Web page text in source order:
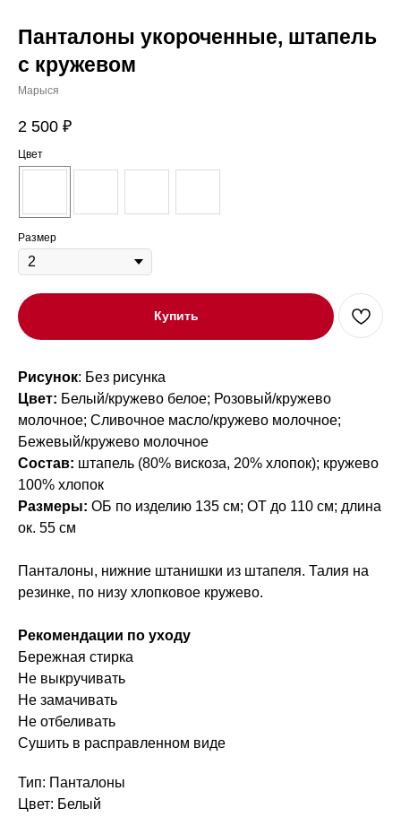
Панталоны укороченные, штапель
с кружевом
Марыся
2 500 ₽
Цвет
Размер
Купить
Рисунок: Без рисунка
Цвет: Белый/кружево белое; Розовый/кружево
молочное; Сливочное масло/кружево молочное;
Бежевый/кружево молочное
Состав: штапель (80% вискоза, 20% хлопок); кружево
100% хлопок
Размеры: ОБ по изделию 135 см; ОТ до 110 см; длина
ок. 55 см
Панталоны, нижние штанишки из штапеля. Талия на
резинке, по низу хлопковое кружево.
Рекомендации по уходу
Бережная стирка
Не выкручивать
Не замачивать
Не отбеливать
Сушить в расправленном виде
Тип: Панталоны
Цвет: Белый